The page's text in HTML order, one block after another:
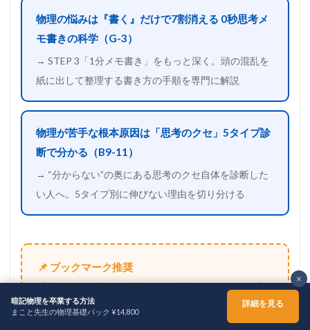
物理の悩みは『書く』だけで7割消える 0秒思考メ
モ書きの科学（G-3）
→ STEP 3「1分メモ書き」をもっと深く。頭の混乱を
紙に出して整理する書き方の手順を専門に解説
物理が苦手な根本原因は「思考のクセ」5タイプ診
断で分かる（B9-11）
→ “分からない”の奥にある思考のクセ自体を診断した
い人へ。5タイプ別に伸びない理由を切り分ける
📌 ブックマーク推奨
「自分で1分説明 → 詰まりに名前をつける → 1点
を埋める」の手順は、物理だけでなく数学・化
抽象的な内容
×
暗記物理を卒業する方法
まこと先生の物理基礎パック ¥14,800
詳細を見る